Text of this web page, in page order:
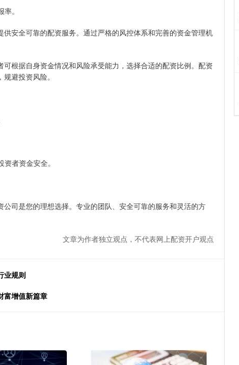
。
安全可靠的配资服务。通过严格的风控体系和完善的资金管理机
根据自身资金情况和风险承受能力，选择合适的配资比例。配资
避投资风险。
者资金安全。
司是您的理想选择。专业的团队、安全可靠的服务和灵活的方
文章为作者独立观点，不代表网上配资开户观点
业规则
富增值新篇章